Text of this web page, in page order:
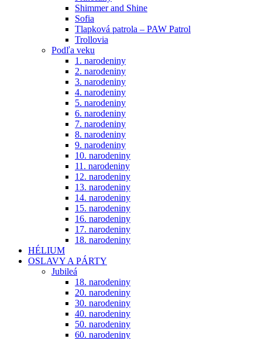
Shimmer and Shine
Sofia
Tlapková patrola – PAW Patrol
Trollovia
Podľa veku
1. narodeniny
2. narodeniny
3. narodeniny
4. narodeniny
5. narodeniny
6. narodeniny
7. narodeniny
8. narodeniny
9. narodeniny
10. narodeniny
11. narodeniny
12. narodeniny
13. narodeniny
14. narodeniny
15. narodeniny
16. narodeniny
17. narodeniny
18. narodeniny
HÉLIUM
OSLAVY A PÁRTY
Jubileá
18. narodeniny
20. narodeniny
30. narodeniny
40. narodeniny
50. narodeniny
60. narodeniny